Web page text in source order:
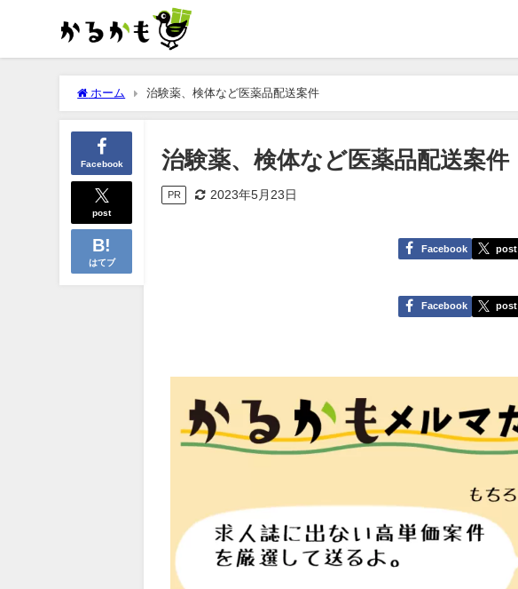
ホーム 治験薬、検体など医薬品配送案件
Facebook
post
はてブ
治験薬、検体など医薬品配送案件
PR 2023年5月23日
Facebook post
Facebook post